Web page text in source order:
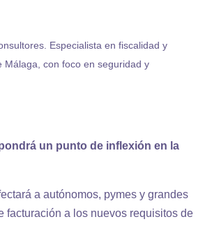
Especialista en fiscalidad y
con foco en seguridad y
un punto de inflexión en la
a autónomos, pymes y grandes
facturación a los nuevos requisitos de